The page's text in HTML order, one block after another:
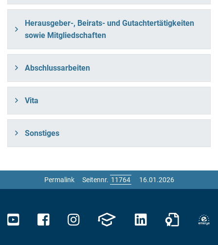
Herausgeber-, Beirats- und Gutachtertätigkeiten
sowie Mitgliedschaften
Abschlussarbeiten
Vita
Sonstiges
Permalink Seitennr. 16.01.2026